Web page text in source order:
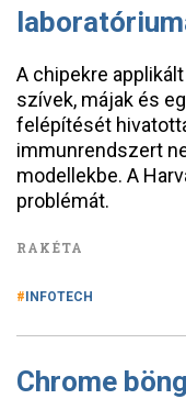
A chipekre
szívek, májak és
felépítését
immunrendszert
modellekbe. A
problémát.
RAKÉTA
INFOTECH
Chrome